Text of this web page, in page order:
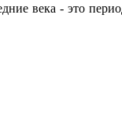
века - это